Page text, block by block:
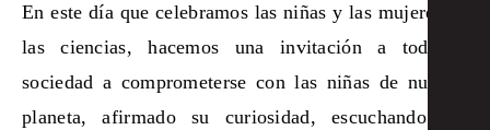
En este día que celebramos las niñas y las mujeres en
las ciencias, hacemos una invitación a toda la
sociedad a comprometerse con las niñas de nuestro
planeta, afirmado su curiosidad, escuchando sus